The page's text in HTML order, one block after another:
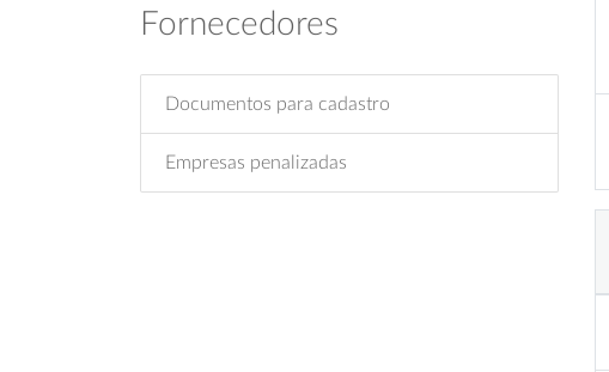
Fornecedores
Documentos para cadastro
Empresas penalizadas